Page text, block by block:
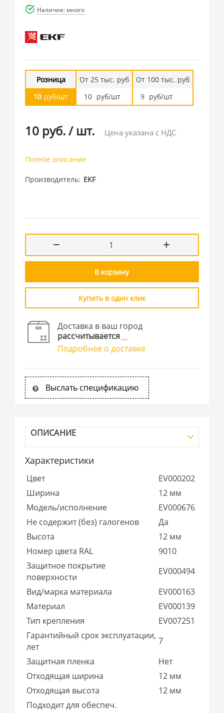
Наличие: много
Розница
10 руб/шт
От 25 тыс. руб
10 руб/шт
От 100 тыс. руб
9 руб/шт
10 руб./ шт. Цена указана с НДС
Полное описание
Производитель EKF
В корзину
Купить в один клик
Доставка в ваш город
рассчитывается
Подробнее о доставке
Выслать спецификацию
ОПИСАНИЕ
Характеристики
Цвет
EV000202
Ширина
12 мм
Модель/исполнение
EV000676
Не содержит (без) галогенов
Да
Высота
12 мм
Номер цвета RAL
9010
Защитное покрытие
поверхности
EV000494
Вид/марка материала
EV000163
Материал
EV000139
Тип крепления
EV007251
Гарантийный срок эксплуатации,
лет
7
Защитная пленка
Нет
Отходящая ширина
12 мм
Отходящая высота
12 мм
Подходит для обеспеч.